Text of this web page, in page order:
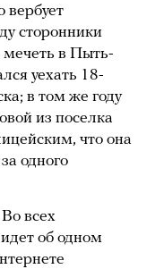
вербует
сторонники
мечеть в Пыть-
уехать 18-
в том же году
из поселка
что она
одного
Во всех
об одном